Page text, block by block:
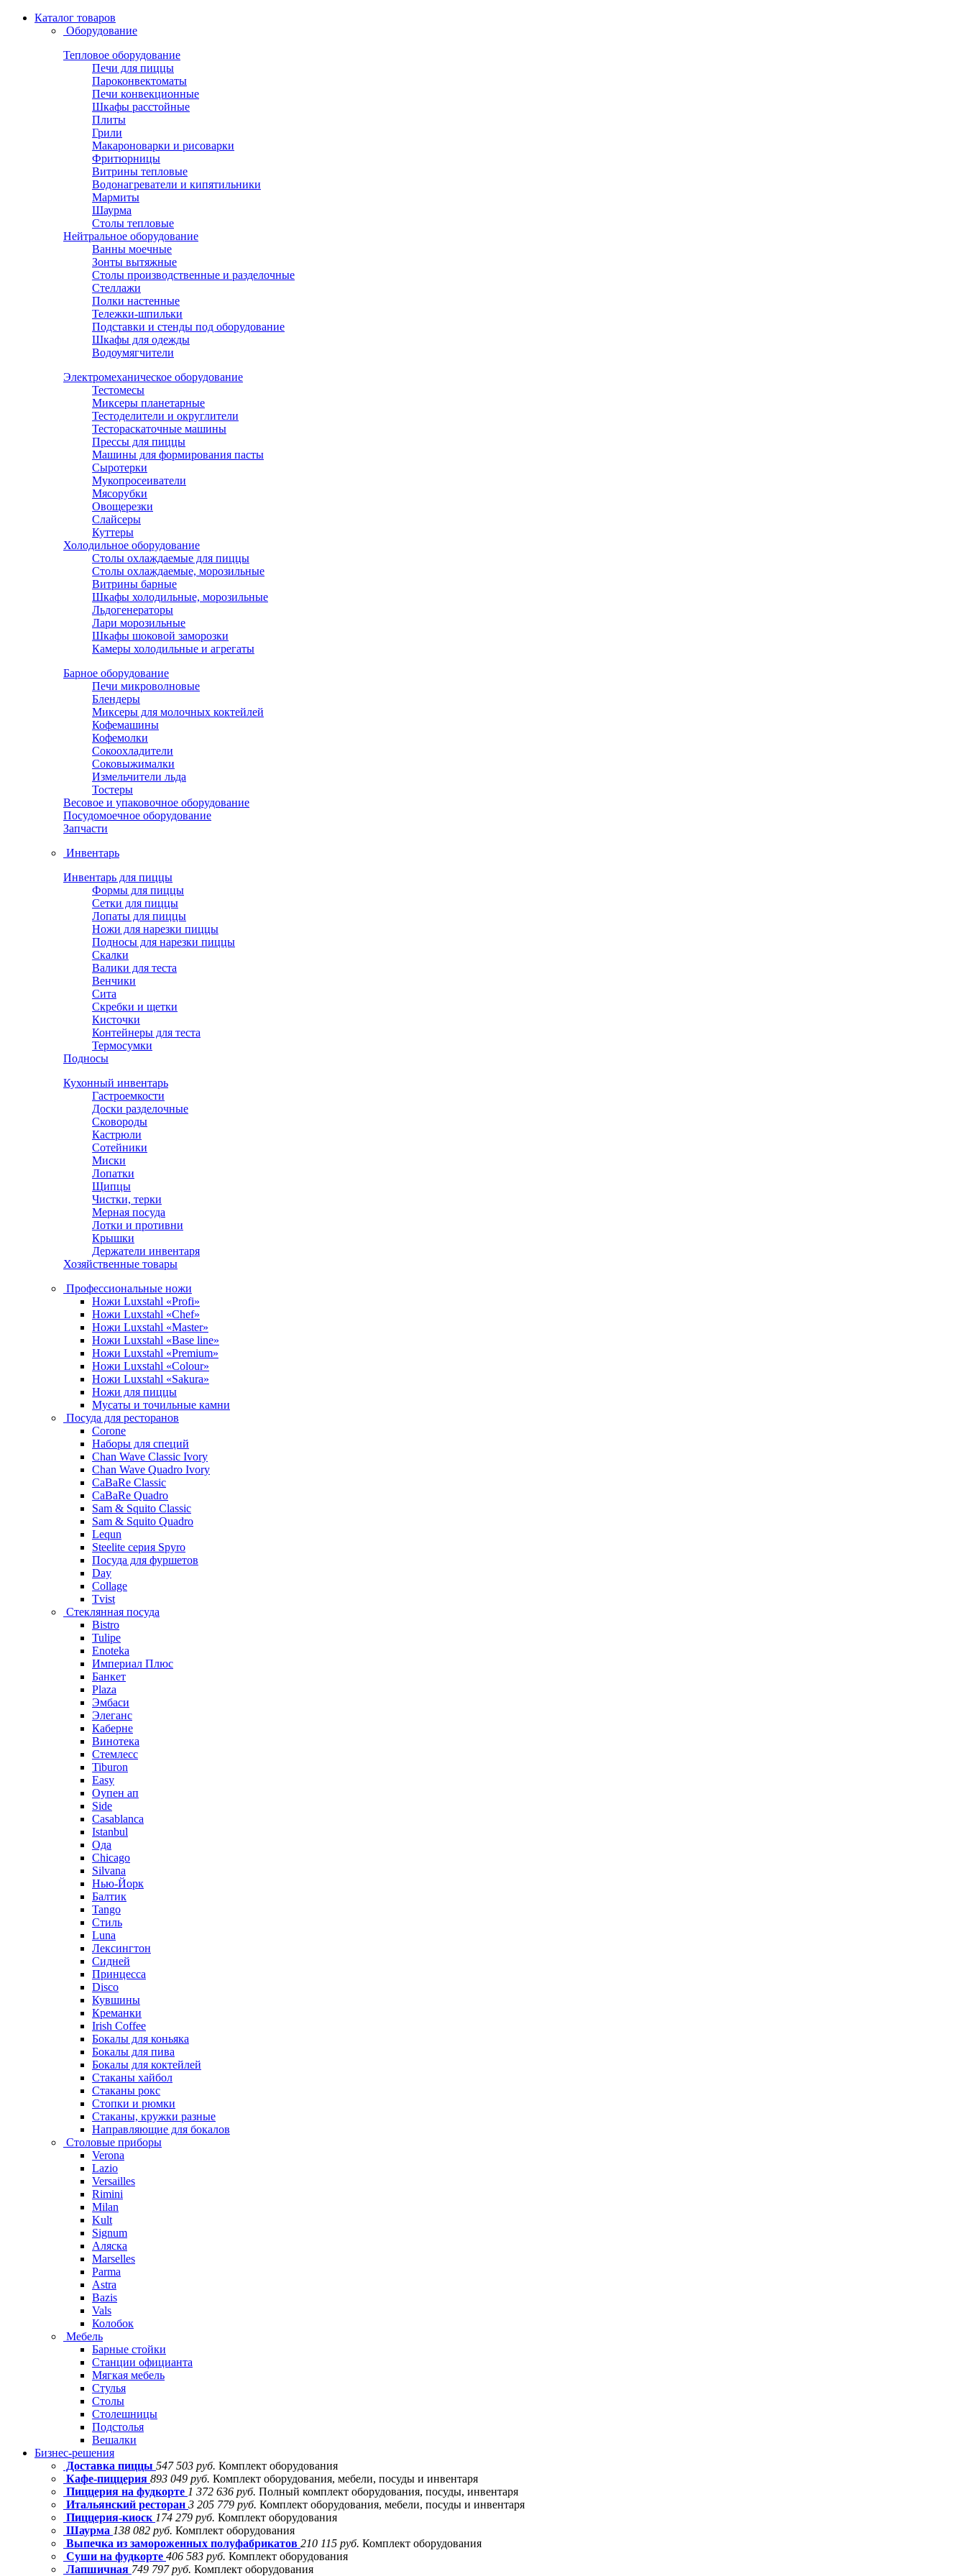
Каталог товаров
Оборудование
Тепловое оборудование
Печи для пиццы
Пароконвектоматы
Печи конвекционные
Шкафы расстойные
Плиты
Грили
Макароноварки и рисоварки
Фритюрницы
Витрины тепловые
Водонагреватели и кипятильники
Мармиты
Шаурма
Столы тепловые
Нейтральное оборудование
Ванны моечные
Зонты вытяжные
Столы производственные и разделочные
Стеллажи
Полки настенные
Тележки-шпильки
Подставки и стенды под оборудование
Шкафы для одежды
Водоумягчители
Электромеханическое оборудование
Тестомесы
Миксеры планетарные
Тестоделители и округлители
Тестораскаточные машины
Прессы для пиццы
Машины для формирования пасты
Сыротерки
Мукопросеиватели
Мясорубки
Овощерезки
Слайсеры
Куттеры
Холодильное оборудование
Столы охлаждаемые для пиццы
Столы охлаждаемые, морозильные
Витрины барные
Шкафы холодильные, морозильные
Льдогенераторы
Лари морозильные
Шкафы шоковой заморозки
Камеры холодильные и агрегаты
Барное оборудование
Печи микроволновые
Блендеры
Миксеры для молочных коктейлей
Кофемашины
Кофемолки
Сокоохладители
Соковыжималки
Измельчители льда
Тостеры
Весовое и упаковочное оборудование
Посудомоечное оборудование
Запчасти
Инвентарь
Инвентарь для пиццы
Формы для пиццы
Сетки для пиццы
Лопаты для пиццы
Ножи для нарезки пиццы
Подносы для нарезки пиццы
Скалки
Валики для теста
Венчики
Сита
Скребки и щетки
Кисточки
Контейнеры для теста
Термосумки
Подносы
Кухонный инвентарь
Гастроемкости
Доски разделочные
Сковороды
Кастрюли
Сотейники
Миски
Лопатки
Щипцы
Чистки, терки
Мерная посуда
Лотки и противни
Крышки
Держатели инвентаря
Хозяйственные товары
Профессиональные ножи
Ножи Luxstahl «Profi»
Ножи Luxstahl «Chef»
Ножи Luxstahl «Master»
Ножи Luxstahl «Base line»
Ножи Luxstahl «Premium»
Ножи Luxstahl «Colour»
Ножи Luxstahl «Sakura»
Ножи для пиццы
Мусаты и точильные камни
Посуда для ресторанов
Corone
Наборы для специй
Chan Wave Classic Ivory
Chan Wave Quadro Ivory
CaBaRe Classic
CaBaRe Quadro
Sam & Squito Classic
Sam & Squito Quadro
Lequn
Steelite серия Spyro
Посуда для фуршетов
Day
Collage
Tvist
Стеклянная посуда
Bistro
Tulipe
Enoteka
Империал Плюс
Банкет
Plaza
Эмбаси
Элеганс
Каберне
Винотека
Стемлесс
Tiburon
Easy
Оупен ап
Side
Casablanca
Istanbul
Ода
Chicago
Silvana
Нью-Йорк
Балтик
Tango
Стиль
Luna
Лексингтон
Сидней
Принцесса
Disco
Кувшины
Креманки
Irish Coffee
Бокалы для коньяка
Бокалы для пива
Бокалы для коктейлей
Стаканы хайбол
Стаканы рокс
Стопки и рюмки
Стаканы, кружки разные
Направляющие для бокалов
Столовые приборы
Verona
Lazio
Versailles
Rimini
Milan
Kult
Signum
Аляска
Marselles
Parma
Astra
Bazis
Vals
Колобок
Мебель
Барные стойки
Станции официанта
Мягкая мебель
Стулья
Столы
Столешницы
Подстолья
Вешалки
Бизнес-решения
Доставка пиццы 547 503 руб. Комплект оборудования
Кафе-пиццерия 893 049 руб. Комплект оборудования, мебели, посуды и инвентаря
Пиццерия на фудкорте 1 372 636 руб. Полный комплект оборудования, посуды, инвентаря
Итальянский ресторан 3 205 779 руб. Комплект оборудования, мебели, посуды и инвентаря
Пиццерия-киоск 174 279 руб. Комплект оборудования
Шаурма 138 082 руб. Комплект оборудования
Выпечка из замороженных полуфабрикатов 210 115 руб. Комплект оборудования
Суши на фудкорте 406 583 руб. Комплект оборудования
Лапшичная 749 797 руб. Комплект оборудования